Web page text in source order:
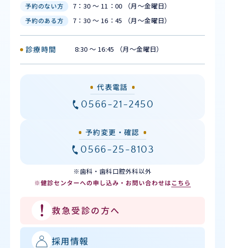
予約のない方 7：30 ～ 11：00 （月〜金曜日）
予約のある方 7：30 ～ 16：45 （月〜金曜日）
診療時間 8:30 ～ 16:45 （月〜金曜日）
代表電話
0566-21-2450
予約変更・確認
0566-25-8103
※歯科・歯科口腔外科以外
※健診センターへの申し込み・お問い合わせはこちら
救急受診の方へ
採用情報